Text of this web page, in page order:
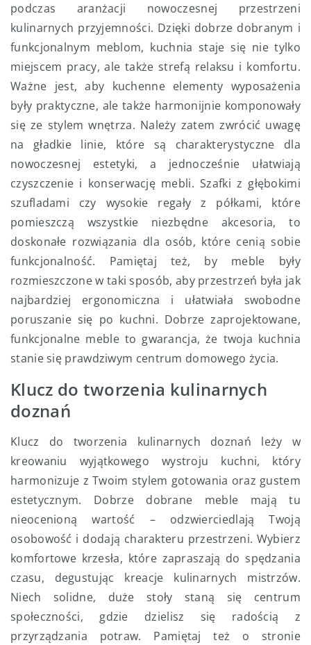
podczas aranżacji nowoczesnej przestrzeni
kulinarnych przyjemności. Dzięki dobrze dobranym i
funkcjonalnym meblom, kuchnia staje się nie tylko
miejscem pracy, ale także strefą relaksu i komfortu.
Ważne jest, aby kuchenne elementy wyposażenia
były praktyczne, ale także harmonijnie komponowały
się ze stylem wnętrza. Należy zatem zwrócić uwagę
na gładkie linie, które są charakterystyczne dla
nowoczesnej estetyki, a jednocześnie ułatwiają
czyszczenie i konserwację mebli. Szafki z głębokimi
szufladami czy wysokie regały z półkami, które
pomieszczą wszystkie niezbędne akcesoria, to
doskonałe rozwiązania dla osób, które cenią sobie
funkcjonalność. Pamiętaj też, by meble były
rozmieszczone w taki sposób, aby przestrzeń była jak
najbardziej ergonomiczna i ułatwiała swobodne
poruszanie się po kuchni. Dobrze zaprojektowane,
funkcjonalne meble to gwarancja, że twoja kuchnia
stanie się prawdziwym centrum domowego życia.
Klucz do tworzenia kulinarnych
doznań
Klucz do tworzenia kulinarnych doznań leży w
kreowaniu wyjątkowego wystroju kuchni, który
harmonizuje z Twoim stylem gotowania oraz gustem
estetycznym. Dobrze dobrane meble mają tu
nieocenioną wartość – odzwierciedlają Twoją
osobowość i dodają charakteru przestrzeni. Wybierz
komfortowe krzesła, które zapraszają do spędzania
czasu, degustując kreacje kulinarnych mistrzów.
Niech solidne, duże stoły staną się centrum
społeczności, gdzie dzielisz się radością z
przyrządzania potraw. Pamiętaj też o stronie